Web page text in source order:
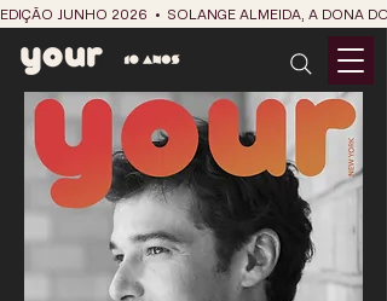
EDIÇÃO JUNHO 2026  •  SOLANGE ALMEIDA, A DONA